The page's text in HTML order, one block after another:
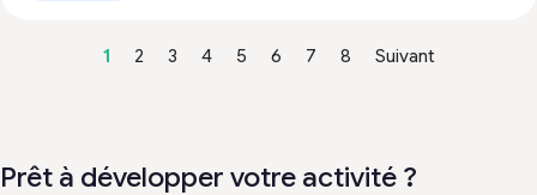
1 2 3 4 5 6 7 8 Suivant
Prêt à développer votre activité ?